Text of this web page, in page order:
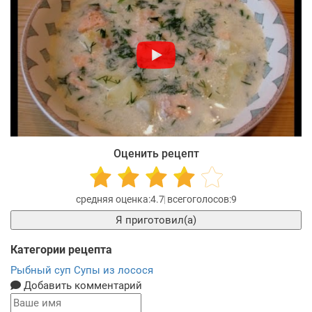
Оценить рецепт
4.7 9
Я приготовил(а)
Категории рецепта
Рыбный суп Супы из лосося
Добавить комментарий